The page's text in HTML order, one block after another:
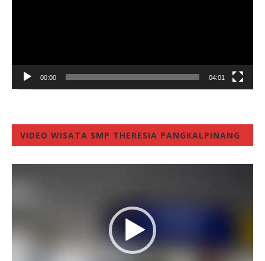
00:00 04:01
VIDEO WISATA SMP THERESIA PANGKALPINANG